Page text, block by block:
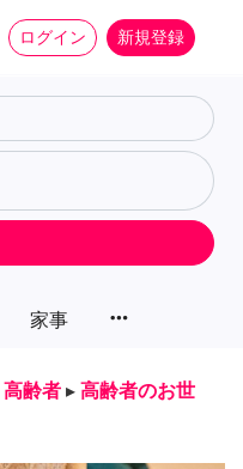
ログイン 新規登録
家事 more_horiz
高齢者 ▸ 高齢者のお世